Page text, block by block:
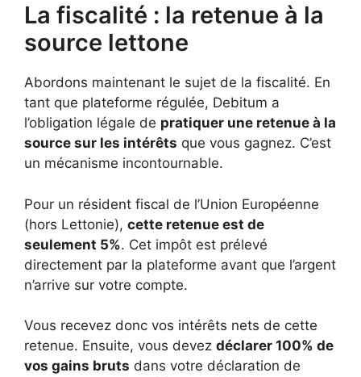
La fiscalité : la retenue à la
source lettone
Abordons maintenant le sujet de la fiscalité. En
tant que plateforme régulée, Debitum a
l’obligation légale de pratiquer une retenue à la
source sur les intérêts que vous gagnez. C’est
un mécanisme incontournable.
Pour un résident fiscal de l’Union Européenne
(hors Lettonie), cette retenue est de
seulement 5%. Cet impôt est prélevé
directement par la plateforme avant que l’argent
n’arrive sur votre compte.
Vous recevez donc vos intérêts nets de cette
retenue. Ensuite, vous devez déclarer 100% de
vos gains bruts dans votre déclaration de